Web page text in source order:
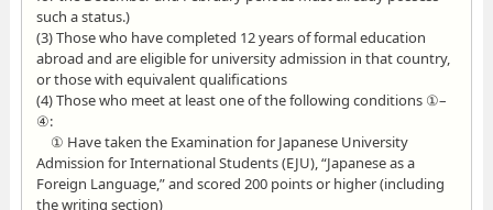
such a status.)
(3) Those who have completed 12 years of formal education
abroad and are eligible for university admission in that country,
or those with equivalent qualifications
(4) Those who meet at least one of the following conditions ①–
④:
① Have taken the Examination for Japanese University
Admission for International Students (EJU), “Japanese as a
Foreign Language,” and scored 200 points or higher (including
the writing section)